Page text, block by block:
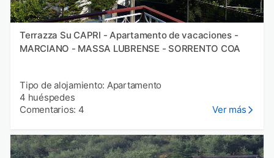
Terrazza Su CAPRI - Apartamento de vacaciones -
MARCIANO - MASSA LUBRENSE - SORRENTO COA
Tipo de alojamiento: Apartamento
4 huéspedes
Comentarios: 4
Ver más